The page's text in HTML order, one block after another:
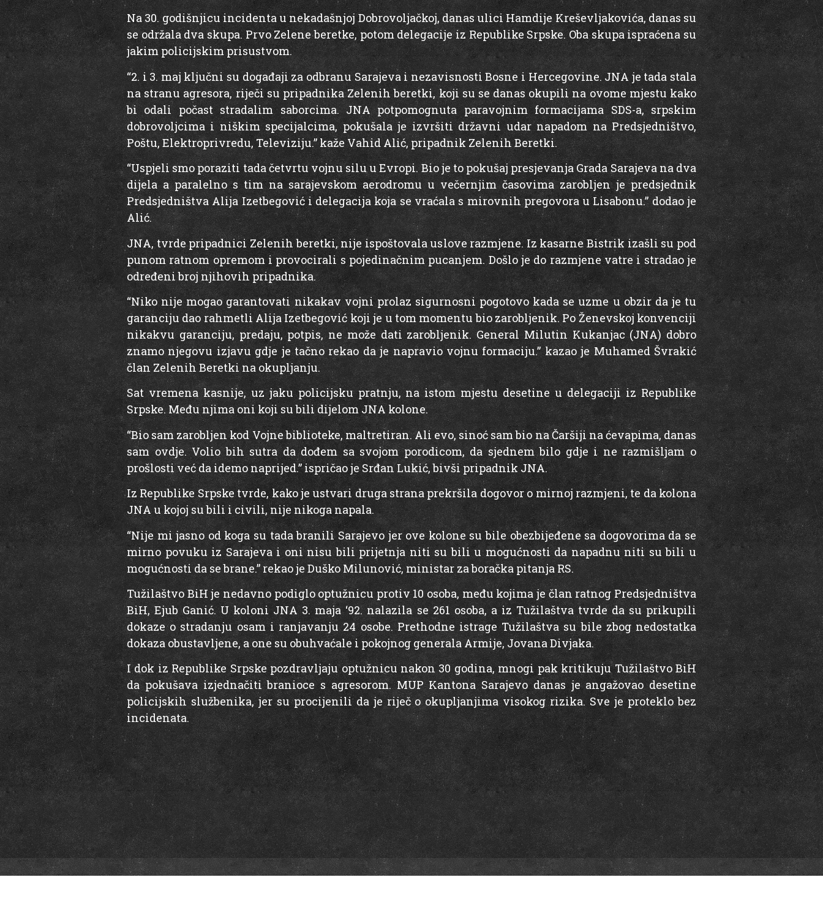
Na 30. godišnjicu incidenta u nekadašnjoj Dobrovoljačkoj, danas ulici Hamdije Kreševljakovića, danas su
se održala dva skupa. Prvo Zelene beretke, potom delegacije iz Republike Srpske. Oba skupa ispraćena su
jakim policijskim prisustvom.
“2. i 3. maj ključni su događaji za odbranu Sarajeva i nezavisnosti Bosne i Hercegovine. JNA je tada stala
na stranu agresora, riječi su pripadnika Zelenih beretki, koji su se danas okupili na ovome mjestu kako
bi odali počast stradalim saborcima. JNA potpomognuta paravojnim formacijama SDS-a, srpskim
dobrovoljcima i niškim specijalcima, pokušala je izvršiti državni udar napadom na Predsjedništvo,
Poštu, Elektroprivredu, Televiziju.” kaže Vahid Alić, pripadnik Zelenih Beretki.
“Uspjeli smo poraziti tada četvrtu vojnu silu u Evropi. Bio je to pokušaj presjevanja Grada Sarajeva na dva
dijela a paralelno s tim na sarajevskom aerodromu u večernjim časovima zarobljen je predsjednik
Predsjedništva Alija Izetbegović i delegacija koja se vraćala s mirovnih pregovora u Lisabonu.” dodao je
Alić.
JNA, tvrde pripadnici Zelenih beretki, nije ispoštovala uslove razmjene. Iz kasarne Bistrik izašli su pod
punom ratnom opremom i provocirali s pojedinačnim pucanjem. Došlo je do razmjene vatre i stradao je
određeni broj njihovih pripadnika.
“Niko nije mogao garantovati nikakav vojni prolaz sigurnosni pogotovo kada se uzme u obzir da je tu
garanciju dao rahmetli Alija Izetbegović koji je u tom momentu bio zarobljenik. Po Ženevskoj konvenciji
nikakvu garanciju, predaju, potpis, ne može dati zarobljenik. General Milutin Kukanjac (JNA) dobro
znamo njegovu izjavu gdje je tačno rekao da je napravio vojnu formaciju.” kazao je Muhamed Švrakić
član Zelenih Beretki na okupljanju.
Sat vremena kasnije, uz jaku policijsku pratnju, na istom mjestu desetine u delegaciji iz Republike
Srpske. Među njima oni koji su bili dijelom JNA kolone.
“Bio sam zarobljen kod Vojne biblioteke, maltretiran. Ali evo, sinoć sam bio na Čaršiji na ćevapima, danas
sam ovdje. Volio bih sutra da dođem sa svojom porodicom, da sjednem bilo gdje i ne razmišljam o
prošlosti već da idemo naprijed.” ispričao je Srđan Lukić, bivši pripadnik JNA.
Iz Republike Srpske tvrde, kako je ustvari druga strana prekršila dogovor o mirnoj razmjeni, te da kolona
JNA u kojoj su bili i civili, nije nikoga napala.
“Nije mi jasno od koga su tada branili Sarajevo jer ove kolone su bile obezbijeđene sa dogovorima da se
mirno povuku iz Sarajeva i oni nisu bili prijetnja niti su bili u mogućnosti da napadnu niti su bili u
mogućnosti da se brane.” rekao je Duško Milunović, ministar za boračka pitanja RS.
Tužilaštvo BiH je nedavno podiglo optužnicu protiv 10 osoba, među kojima je član ratnog Predsjedništva
BiH, Ejub Ganić. U koloni JNA 3. maja ‘92. nalazila se 261 osoba, a iz Tužilaštva tvrde da su prikupili
dokaze o stradanju osam i ranjavanju 24 osobe. Prethodne istrage Tužilaštva su bile zbog nedostatka
dokaza obustavljene, a one su obuhvaćale i pokojnog generala Armije, Jovana Divjaka.
I dok iz Republike Srpske pozdravljaju optužnicu nakon 30 godina, mnogi pak kritikuju Tužilaštvo BiH
da pokušava izjednačiti branioce s agresorom. MUP Kantona Sarajevo danas je angažovao desetine
policijskih službenika, jer su procijenili da je riječ o okupljanjima visokog rizika. Sve je proteklo bez
incidenata.